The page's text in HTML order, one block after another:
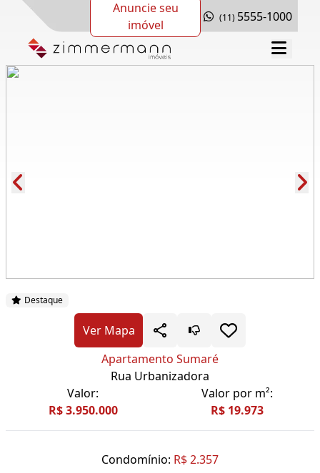
Anuncie seu
imóvel
(11) 5555-1000
Destaque
Ver Mapa
Apartamento Sumaré
Rua Urbanizadora
Valor:
R$ 3.950.000
Valor por m²:
R$ 19.973
Condomínio: R$ 2.357